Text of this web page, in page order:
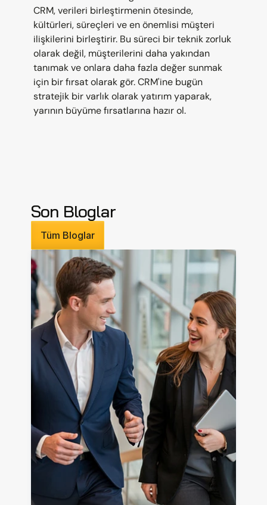
CRM, verileri birleştirmenin ötesinde,
kültürleri, süreçleri ve en önemlisi müşteri
ilişkilerini birleştirir. Bu süreci bir teknik zorluk
olarak değil, müşterilerini daha yakından
tanımak ve onlara daha fazla değer sunmak
için bir fırsat olarak gör. CRM'ine bugün
stratejik bir varlık olarak yatırım yaparak,
yarının büyüme fırsatlarına hazır ol.
Son Bloglar
Tüm Bloglar